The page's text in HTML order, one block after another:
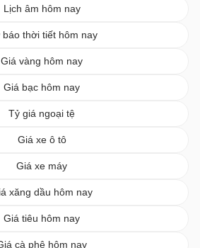
Lịch âm hôm nay
báo thời tiết hôm nay
Giá vàng hôm nay
Giá bạc hôm nay
Tỷ giá ngoại tệ
Giá xe ô tô
Giá xe máy
xăng dầu hôm nay
Giá tiêu hôm nay
cà phê hôm nay